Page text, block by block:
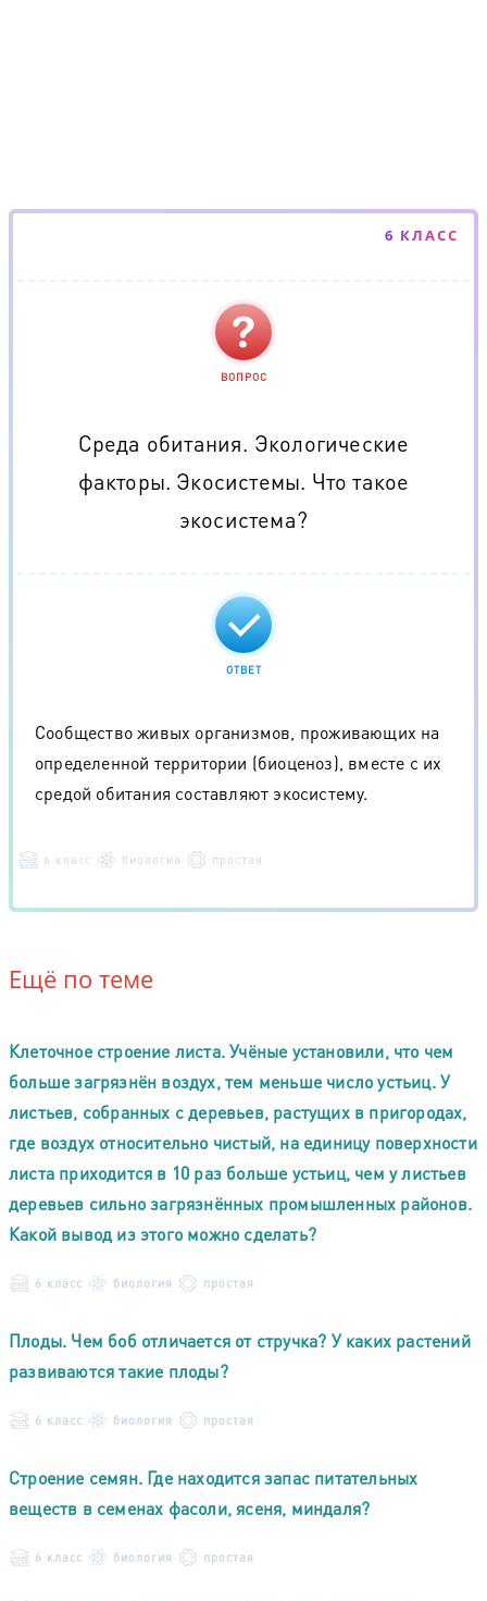
6 КЛАСС
ВОПРОС
Среда обитания. Экологические
факторы. Экосистемы. Что такое
экосистема?
ОТВЕТ
Сообщество живых организмов, проживающих на
определенной территории (биоценоз), вместе с их
средой обитания составляют экосистему.
6 класс биология простая
Ещё по теме
Клеточное строение листа. Учёные установили, что чем
больше загрязнён воздух, тем меньше число устьиц. У
листьев, собранных с деревьев, растущих в пригородах,
где воздух относительно чистый, на единицу поверхности
листа приходится в 10 раз больше устьиц, чем у листьев
деревьев сильно загрязнённых промышленных районов.
Какой вывод из этого можно сделать?
6 класс биология простая
Плоды. Чем боб отличается от стручка? У каких растений
развиваются такие плоды?
6 класс биология простая
Строение семян. Где находится запас питательных
веществ в семенах фасоли, ясеня, миндаля?
6 класс биология простая